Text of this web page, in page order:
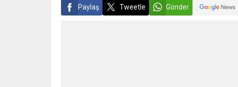
Paylaş Tweetle Gönder